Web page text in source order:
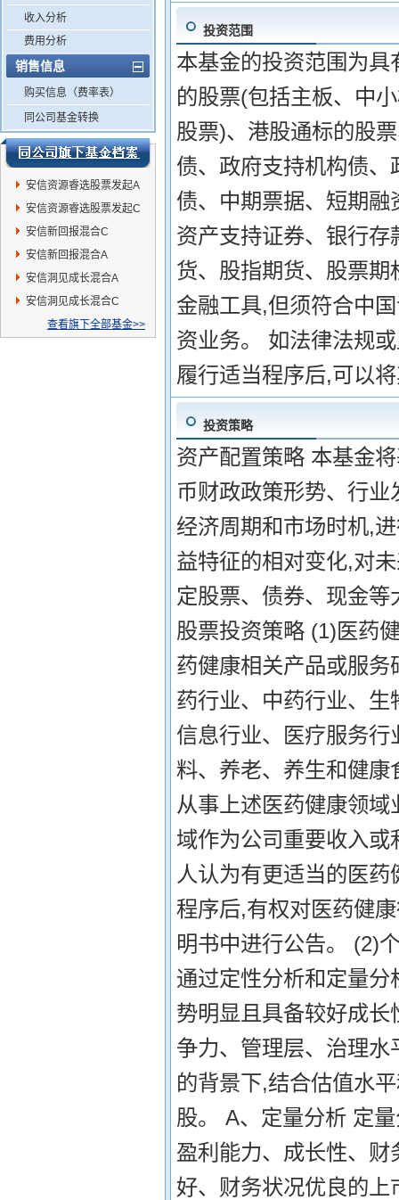
收入分析
费用分析
销售信息
购买信息（费率表）
同公司基金转换
安信资源睿选股票发起A
安信资源睿选股票发起C
安信新回报混合C
安信新回报混合A
安信洞见成长混合A
安信洞见成长混合C
查看旗下全部基金>>
投资范围
本基金的投资范围为
的股票(包括主板、中
股票)、港股通标的股
债、政府支持机构债
债、中期票据、短期
资产支持证券、银行
货、股指期货、股票
金融工具,但须符合中
资业务。 如法律法规
履行适当程序后,可以
投资策略
资产配置策略 本基金
币财政政策形势、行
经济周期和市场时机,
益特征的相对变化,对
定股票、债券、现金
股票投资策略 (1)医药
药健康相关产品或服
药行业、中药行业、
信息行业、医疗服务
料、养老、养生和健
从事上述医药健康领
域作为公司重要收入
人认为有更适当的医
程序后,有权对医药健
明书中进行公告。 (2)
通过定性分析和定量
势明显且具备较好成
争力、管理层、治理
的背景下,结合估值水
股。 A、定量分析 定
盈利能力、成长性、
好、财务状况优良的